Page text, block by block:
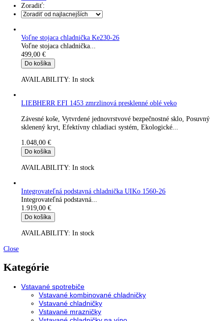
Zobrazujú sa všetky 3 výsledky
Zoradiť:
Voľne stojaca chladnička Ke230-26
Voľne stojaca chladnička...
Do košíka
AVAILABILITY:In stock
LIEBHERR EFI 1453 zmrzlinová presklenné oblé veko
Závesné koše, Vytvrdené jednovrstvové bezpečnostné sklo,
Do košíka
AVAILABILITY:In stock
Integrovateľná podstavná chladnička UIKo 1560-26